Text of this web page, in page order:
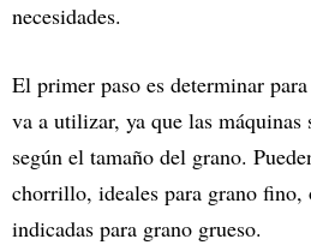
necesidades.
El primer paso es determinar
va a utilizar, ya que las máquinas
según el tamaño del grano.
chorrillo, ideales para grano fino,
indicadas para grano grueso.